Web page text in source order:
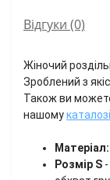
Відгуки (0)
Жіночий
Зроблений з
Також ви
нашомукаталозі
Матеріал:
Розмір S